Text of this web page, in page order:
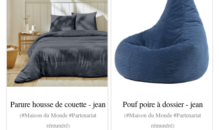
Parure housse de couette - jean
(#Maison du Monde #Partenariat
rémunéré)
Pouf poire à dossier - jean
(#Maison du Monde #Partenariat
rémunéré)